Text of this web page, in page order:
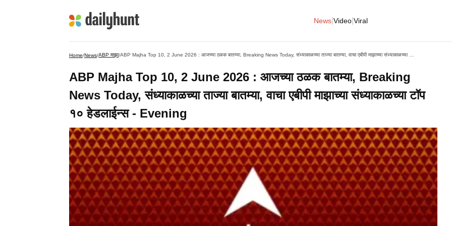
News Video Viral
Home/News/ABP माझा/
ABP Majha Top 10, 2 June 2026 : आजच्या ठळक बातम्या, Breaking
News Today, संध्याकाळच्या ताज्या बातम्या, वाचा एबीपी माझाच्या संध्याकाळच्या टॉप
१० हेडलाईन्स - Evening